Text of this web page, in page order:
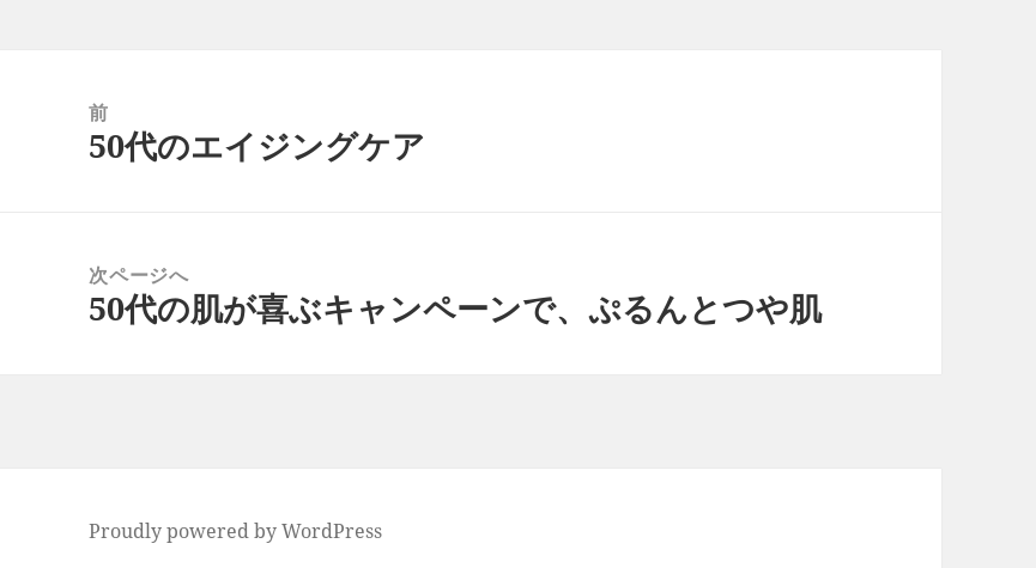
前
前
50代のエイジングケア
次ページへ
次
50代の肌が喜ぶキャンペーンで、ぷるんとつや肌
Proudly powered by WordPress